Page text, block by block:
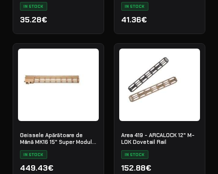
IN STOCK
35.28€
IN STOCK
41.36€
Geissele Apărătoare de
Mână MK16 15" Super Modular
Rail M-LOK
IN STOCK
449.43€
Area 419 - ARCALOCK 12" M-
LOK Dovetail Rail
IN STOCK
152.88€